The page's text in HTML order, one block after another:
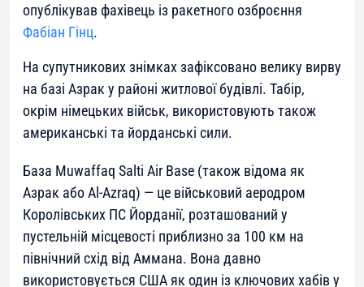
опублікував фахівець із ракетного озброєння
Фабіан Гінц.
На супутникових знімках зафіксовано велику вирву
на базі Азрак у районі житлової будівлі. Табір,
окрім німецьких військ, використовують також
американські та йорданські сили.
База Muwaffaq Salti Air Base (також відома як
Азрак або Al-Azraq) — це військовий аеродром
Королівських ПС Йорданії, розташований у
пустельній місцевості приблизно за 100 км на
північний схід від Аммана. Вона давно
використовується США як один із ключових хабів у